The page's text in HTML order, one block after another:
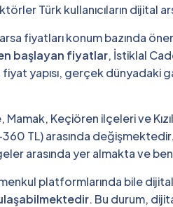
Türk kullanıcıların dijital
fiyatları konum bazında
başlayan fiyatlar, İstiklal
fiyat yapısı, gerçek
Mamak, Keçiören ilçeleri ve
TL) arasında değişmektedir.
arasında yer almakta ve
platformlarında bile dijital
. Bu durum,